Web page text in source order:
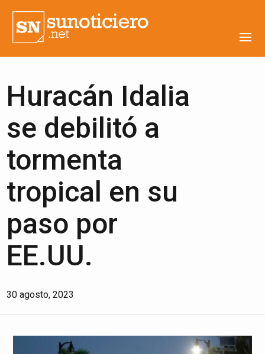
Huracán Idalia
se debilitó a
tormenta
tropical en su
paso por
EE.UU.
30 agosto, 2023